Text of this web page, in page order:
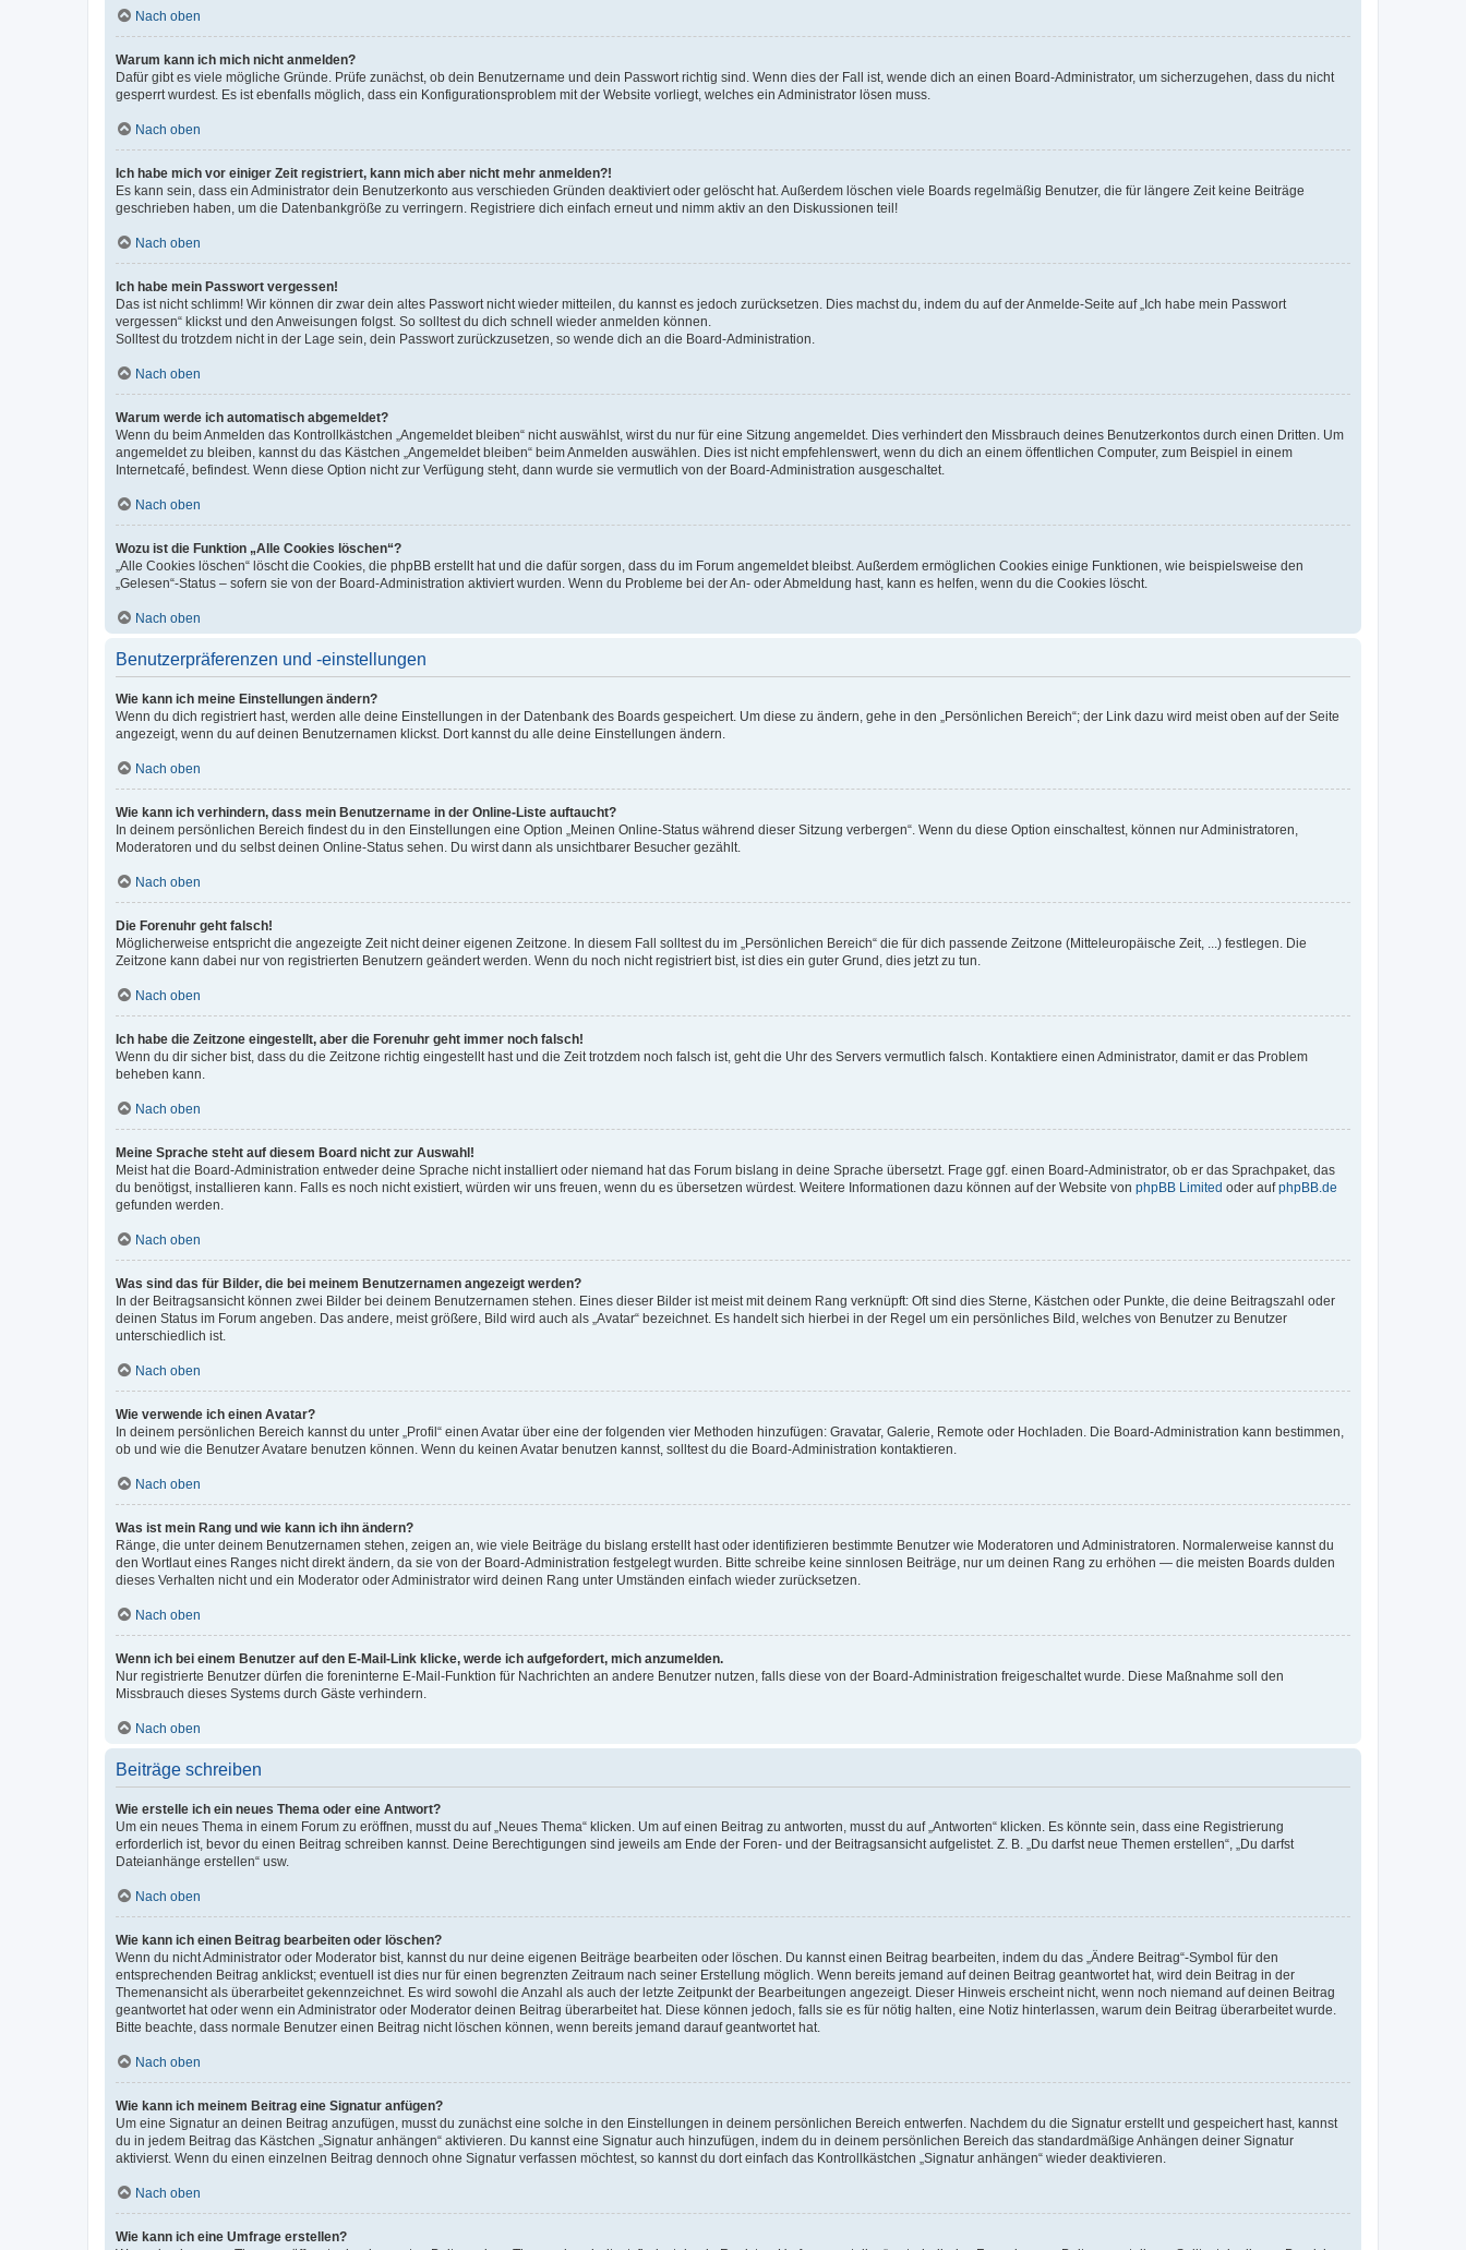
Nach oben
Warum kann ich mich nicht anmelden?
Dafür gibt es viele mögliche Gründe. Prüfe zunächst, ob dein Benutzername und dein Passwort richtig sind. Wenn dies der Fall ist, wende dich an einen Board-Administrator, um sicherzugehen, dass du nicht
gesperrt wurdest. Es ist ebenfalls möglich, dass ein Konfigurationsproblem mit der Website vorliegt, welches ein Administrator lösen muss.
Nach oben
Ich habe mich vor einiger Zeit registriert, kann mich aber nicht mehr anmelden?!
Es kann sein, dass ein Administrator dein Benutzerkonto aus verschieden Gründen deaktiviert oder gelöscht hat. Außerdem löschen viele Boards regelmäßig Benutzer, die für längere Zeit keine Beiträge
geschrieben haben, um die Datenbankgröße zu verringern. Registriere dich einfach erneut und nimm aktiv an den Diskussionen teil!
Nach oben
Ich habe mein Passwort vergessen!
Das ist nicht schlimm! Wir können dir zwar dein altes Passwort nicht wieder mitteilen, du kannst es jedoch zurücksetzen. Dies machst du, indem du auf der Anmelde-Seite auf „Ich habe mein Passwort
vergessen“ klickst und den Anweisungen folgst. So solltest du dich schnell wieder anmelden können.
Solltest du trotzdem nicht in der Lage sein, dein Passwort zurückzusetzen, so wende dich an die Board-Administration.
Nach oben
Warum werde ich automatisch abgemeldet?
Wenn du beim Anmelden das Kontrollkästchen „Angemeldet bleiben“ nicht auswählst, wirst du nur für eine Sitzung angemeldet. Dies verhindert den Missbrauch deines Benutzerkontos durch einen Dritten. Um
angemeldet zu bleiben, kannst du das Kästchen „Angemeldet bleiben“ beim Anmelden auswählen. Dies ist nicht empfehlenswert, wenn du dich an einem öffentlichen Computer, zum Beispiel in einem
Internetcafé, befindest. Wenn diese Option nicht zur Verfügung steht, dann wurde sie vermutlich von der Board-Administration ausgeschaltet.
Nach oben
Wozu ist die Funktion „Alle Cookies löschen“?
„Alle Cookies löschen“ löscht die Cookies, die phpBB erstellt hat und die dafür sorgen, dass du im Forum angemeldet bleibst. Außerdem ermöglichen Cookies einige Funktionen, wie beispielsweise den
„Gelesen“-Status – sofern sie von der Board-Administration aktiviert wurden. Wenn du Probleme bei der An- oder Abmeldung hast, kann es helfen, wenn du die Cookies löscht.
Nach oben
Benutzerpräferenzen und -einstellungen
Wie kann ich meine Einstellungen ändern?
Wenn du dich registriert hast, werden alle deine Einstellungen in der Datenbank des Boards gespeichert. Um diese zu ändern, gehe in den „Persönlichen Bereich“; der Link dazu wird meist oben auf der Seite
angezeigt, wenn du auf deinen Benutzernamen klickst. Dort kannst du alle deine Einstellungen ändern.
Nach oben
Wie kann ich verhindern, dass mein Benutzername in der Online-Liste auftaucht?
In deinem persönlichen Bereich findest du in den Einstellungen eine Option „Meinen Online-Status während dieser Sitzung verbergen“. Wenn du diese Option einschaltest, können nur Administratoren,
Moderatoren und du selbst deinen Online-Status sehen. Du wirst dann als unsichtbarer Besucher gezählt.
Nach oben
Die Forenuhr geht falsch!
Möglicherweise entspricht die angezeigte Zeit nicht deiner eigenen Zeitzone. In diesem Fall solltest du im „Persönlichen Bereich“ die für dich passende Zeitzone (Mitteleuropäische Zeit, ...) festlegen. Die
Zeitzone kann dabei nur von registrierten Benutzern geändert werden. Wenn du noch nicht registriert bist, ist dies ein guter Grund, dies jetzt zu tun.
Nach oben
Ich habe die Zeitzone eingestellt, aber die Forenuhr geht immer noch falsch!
Wenn du dir sicher bist, dass du die Zeitzone richtig eingestellt hast und die Zeit trotzdem noch falsch ist, geht die Uhr des Servers vermutlich falsch. Kontaktiere einen Administrator, damit er das Problem
beheben kann.
Nach oben
Meine Sprache steht auf diesem Board nicht zur Auswahl!
Meist hat die Board-Administration entweder deine Sprache nicht installiert oder niemand hat das Forum bislang in deine Sprache übersetzt. Frage ggf. einen Board-Administrator, ob er das Sprachpaket, das
du benötigst, installieren kann. Falls es noch nicht existiert, würden wir uns freuen, wenn du es übersetzen würdest. Weitere Informationen dazu können auf der Website von phpBB Limited oder aufphpBB.de
gefunden werden.
Nach oben
Was sind das für Bilder, die bei meinem Benutzernamen angezeigt werden?
In der Beitragsansicht können zwei Bilder bei deinem Benutzernamen stehen. Eines dieser Bilder ist meist mit deinem Rang verknüpft: Oft sind dies Sterne, Kästchen oder Punkte, die deine Beitragszahl oder
deinen Status im Forum angeben. Das andere, meist größere, Bild wird auch als „Avatar“ bezeichnet. Es handelt sich hierbei in der Regel um ein persönliches Bild, welches von Benutzer zu Benutzer
unterschiedlich ist.
Nach oben
Wie verwende ich einen Avatar?
In deinem persönlichen Bereich kannst du unter „Profil“ einen Avatar über eine der folgenden vier Methoden hinzufügen: Gravatar, Galerie, Remote oder Hochladen. Die Board-Administration kann bestimmen,
ob und wie die Benutzer Avatare benutzen können. Wenn du keinen Avatar benutzen kannst, solltest du die Board-Administration kontaktieren.
Nach oben
Was ist mein Rang und wie kann ich ihn ändern?
Ränge, die unter deinem Benutzernamen stehen, zeigen an, wie viele Beiträge du bislang erstellt hast oder identifizieren bestimmte Benutzer wie Moderatoren und Administratoren. Normalerweise kannst du
den Wortlaut eines Ranges nicht direkt ändern, da sie von der Board-Administration festgelegt wurden. Bitte schreibe keine sinnlosen Beiträge, nur um deinen Rang zu erhöhen — die meisten Boards dulden
dieses Verhalten nicht und ein Moderator oder Administrator wird deinen Rang unter Umständen einfach wieder zurücksetzen.
Nach oben
Wenn ich bei einem Benutzer auf den E-Mail-Link klicke, werde ich aufgefordert, mich anzumelden.
Nur registrierte Benutzer dürfen die foreninterne E-Mail-Funktion für Nachrichten an andere Benutzer nutzen, falls diese von der Board-Administration freigeschaltet wurde. Diese Maßnahme soll den
Missbrauch dieses Systems durch Gäste verhindern.
Nach oben
Beiträge schreiben
Wie erstelle ich ein neues Thema oder eine Antwort?
Um ein neues Thema in einem Forum zu eröffnen, musst du auf „Neues Thema“ klicken. Um auf einen Beitrag zu antworten, musst du auf „Antworten“ klicken. Es könnte sein, dass eine Registrierung
erforderlich ist, bevor du einen Beitrag schreiben kannst. Deine Berechtigungen sind jeweils am Ende der Foren- und der Beitragsansicht aufgelistet. Z. B. „Du darfst neue Themen erstellen“, „Du darfst
Dateianhänge erstellen“ usw.
Nach oben
Wie kann ich einen Beitrag bearbeiten oder löschen?
Wenn du nicht Administrator oder Moderator bist, kannst du nur deine eigenen Beiträge bearbeiten oder löschen. Du kannst einen Beitrag bearbeiten, indem du das „Ändere Beitrag“-Symbol für den
entsprechenden Beitrag anklickst; eventuell ist dies nur für einen begrenzten Zeitraum nach seiner Erstellung möglich. Wenn bereits jemand auf deinen Beitrag geantwortet hat, wird dein Beitrag in der
Themenansicht als überarbeitet gekennzeichnet. Es wird sowohl die Anzahl als auch der letzte Zeitpunkt der Bearbeitungen angezeigt. Dieser Hinweis erscheint nicht, wenn noch niemand auf deinen Beitrag
geantwortet hat oder wenn ein Administrator oder Moderator deinen Beitrag überarbeitet hat. Diese können jedoch, falls sie es für nötig halten, eine Notiz hinterlassen, warum dein Beitrag überarbeitet wurde.
Bitte beachte, dass normale Benutzer einen Beitrag nicht löschen können, wenn bereits jemand darauf geantwortet hat.
Nach oben
Wie kann ich meinem Beitrag eine Signatur anfügen?
Um eine Signatur an deinen Beitrag anzufügen, musst du zunächst eine solche in den Einstellungen in deinem persönlichen Bereich entwerfen. Nachdem du die Signatur erstellt und gespeichert hast, kannst
du in jedem Beitrag das Kästchen „Signatur anhängen“ aktivieren. Du kannst eine Signatur auch hinzufügen, indem du in deinem persönlichen Bereich das standardmäßige Anhängen deiner Signatur
aktivierst. Wenn du einen einzelnen Beitrag dennoch ohne Signatur verfassen möchtest, so kannst du dort einfach das Kontrollkästchen „Signatur anhängen“ wieder deaktivieren.
Nach oben
Wie kann ich eine Umfrage erstellen?